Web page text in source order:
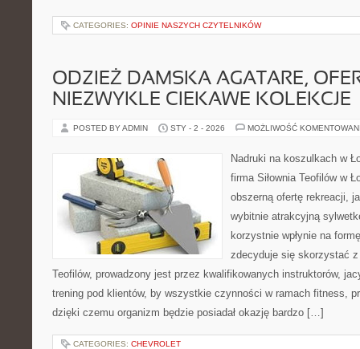
CATEGORIES: OPINIE NASZYCH CZYTELNIKÓW
ODZIEŻ DAMSKA AGATARE,
NIEZWYKLE CIEKAWE KOLEKCJE
POSTED BY ADMIN STY - 2 - 2026 MOŻLIWOŚĆ
Nadruki na koszulkach w
firma Siłownia Teofilów w
obszerną ofertę rekreacji,
wybitnie atrakcyjną
korzystnie wpłynie na
zdecyduje się skorzystać
Teofilów, prowadzony jest przez kwalifikowanych instruktorów,
trening pod klientów, by wszystkie czynności w ramach fitness,
dzięki czemu organizm będzie posiadał okazję bardzo […]
CATEGORIES: CHEVROLET